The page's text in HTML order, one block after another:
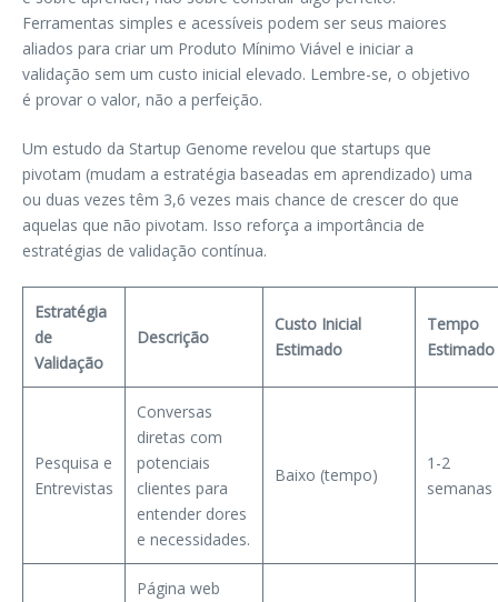
Ferramentas simples e acessíveis podem ser seus maiores
aliados para criar um Produto Mínimo Viável e iniciar a
validação sem um custo inicial elevado. Lembre-se, o objetivo
é provar o valor, não a perfeição.
Um estudo da Startup Genome revelou que startups que
pivotam (mudam a estratégia baseadas em aprendizado) uma
ou duas vezes têm 3,6 vezes mais chance de crescer do que
aquelas que não pivotam. Isso reforça a importância de
estratégias de validação contínua.
Estratégia
de
Validação
Descrição
Custo Inicial
Estimado
Tempo
Estimado
Pesquisa e
Entrevistas
Conversas
diretas com
potenciais
clientes para
entender dores
e necessidades.
Baixo (tempo)
1-2
semanas
Página web